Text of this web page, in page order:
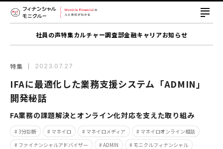
社員の声特集カルチャー調査部金融キャリアお知らせ
特集 2023.07.27
IFAに最適化した業務支援システム「ADMIN」
開発秘話
FA業務の課題解決とオンライン化対応を支えた取り組み
# 3分診断 # マネイロ # マネイロメディア
# マネイロオンライン相談
# ファイナンシャルアドバイザー
# ADMIN # モニクルフィナンシャル